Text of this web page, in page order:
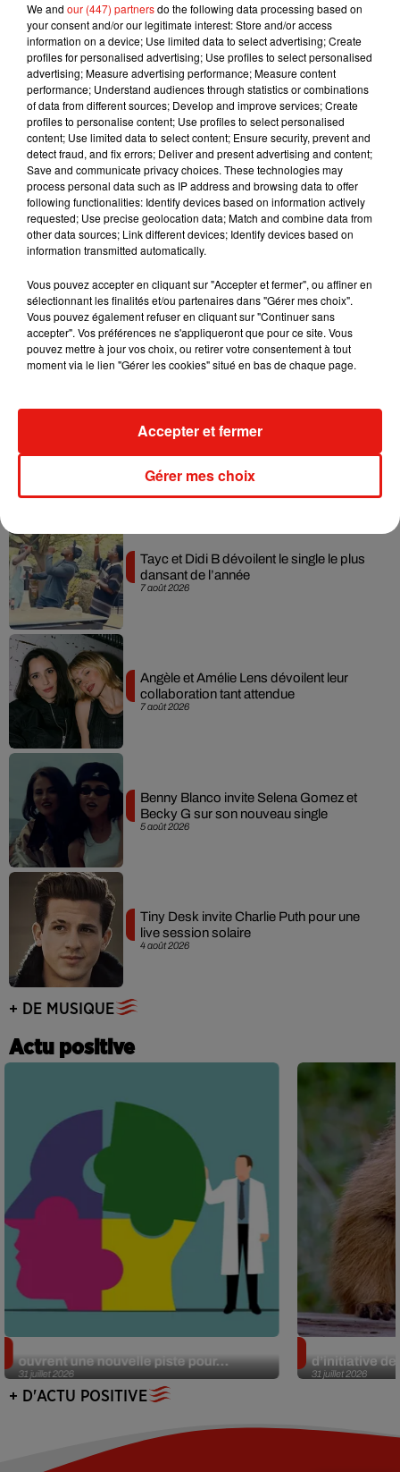
Grâce ». Musique, danse, cinéma… De nombreux rendez-
vous sont programmés au beau milieu et autour de la Loire,
depuis le Quai de Prague.
Un spectacle équestre est à découvrir à Terra Botanica, en
Anjou !« Les Cavalcades de Terre » c’est de la voltige, du
dressage et une ambiance médiévale, le tout réunit dans un
spectacle familial, pour petits et grands. Le spectacle est à
découvrir dans le parc, à partir de 19h ce samedi.
Musique
7 août 2026
Julien Lieb s’essaye à la vie de chatelain
dans son nouveau clip
7 août 2026
Madonna sort enfin le remix de « Love
Sensation » avec Kylie Minogue
7 août 2026
Tayc et Didi B dévoilent le single le plus
dansant de l’année
7 août 2026
Angèle et Amélie Lens dévoilent leur
collaboration tant attendue
5 août 2026
Benny Blanco invite Selena Gomez et
Becky G sur son nouveau single
4 août 2026
Tiny Desk invite Charlie Puth pour une
live session solaire
+ DE MUSIQUE
Actu positive
31 juillet 2026
ouvrent une nouvelle piste pour...
31 juillet 2026
d’initiative
+ D'ACTU POSITIVE
We and our (447) partnersdo the following data processing based on
your consent and/or our legitimate interest: Store and/or access
information on a device; Use limited data to select advertising; Create
profiles for personalised advertising; Use profiles to select personalised
advertising; Measure advertising performance; Measure content
performance; Understand audiences through statistics or combinations
of data from different sources; Develop and improve services; Create
profiles to personalise content; Use profiles to select personalised
content; Use limited data to select content; Ensure security, prevent and
detect fraud, and fix errors; Deliver and present advertising and content;
Save and communicate privacy choices. These technologies may
process personal data such as IP address and browsing data to offer
following functionalities: Identify devices based on information actively
requested; Use precise geolocation data; Match and combine data from
other data sources; Link different devices; Identify devices based on
information transmitted automatically.
Vous pouvez accepter en cliquant sur "Accepter et fermer", ou affiner en
sélectionnant les finalités et/ou partenaires dans "Gérer mes choix".
Vous pouvez également refuser en cliquant sur "Continuer sans
accepter". Vos préférences ne s'appliqueront que pour ce site. Vous
pouvez mettre à jour vos choix, ou retirer votre consentement à tout
moment via le lien "Gérer les cookies" situé en bas de chaque page.
Gérer mes choix
Accepter et fermer